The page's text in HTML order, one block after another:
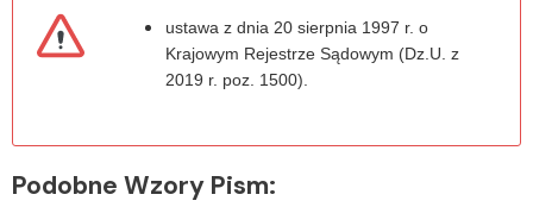
ustawa z dnia 20 sierpnia 1997 r. o
Krajowym Rejestrze Sądowym (Dz.U. z
2019 r. poz. 1500).
Podobne Wzory Pism: